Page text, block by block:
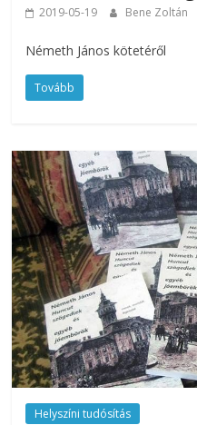
2019-05-19 Bene Zoltán
Németh János kötetéről
Tovább
Helyszíni tudósítás